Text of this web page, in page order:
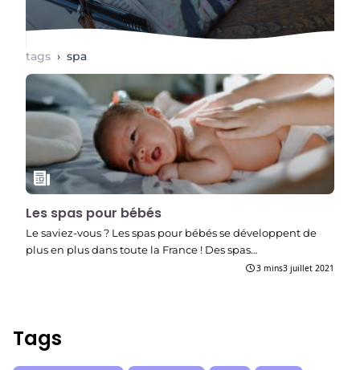
tags › spa
Les spas pour bébés
Le saviez-vous ? Les spas pour bébés se développent de
plus en plus dans toute la France ! Des spas…
3 mins3 juillet 2021
Tags